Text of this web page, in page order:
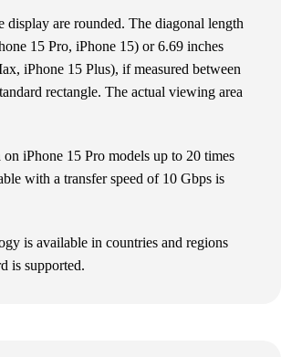
display are rounded. The diagonal length
15 Pro, iPhone 15) or 6.69 inches
iPhone 15 Plus), if measured between
rectangle. The actual viewing area
on iPhone 15 Pro models up to 20 times
with a transfer speed of 10 Gbps is
is available in countries and regions
is supported.